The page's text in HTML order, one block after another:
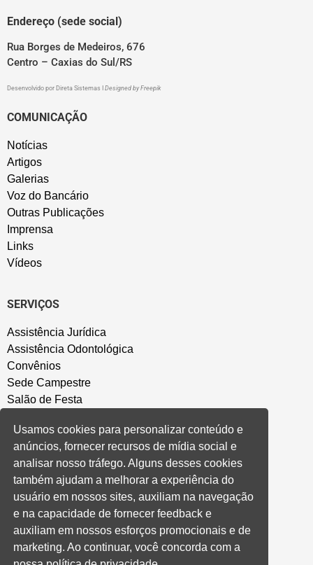
Endereço (sede social)
Rua Borges de Medeiros, 676
Centro – Caxias do Sul/RS
Desenvolvido por Direta Sistemas Designed by Freepik
COMUNICAÇÃO
Notícias
Artigos
Galerias
Voz do Bancário
Outras Publicações
Imprensa
Links
Vídeos
SERVIÇOS
Assistência Jurídica
Assistência Odontológica
Convênios
Sede Campestre
Salão de Festa
CONVENÇÃO COLETIVA E ACORDOS
Convenções Coletivas
Banco do Brasil
Caixa Econômica Federal
Banrisul
Privados
Usamos cookies para personalizar conteúdo e
anúncios, fornecer recursos de mídia social e
analisar nosso tráfego. Alguns desses cookies
também ajudam a melhorar a experiência do
usuário em nossos sites, auxiliam na navegação
e na capacidade de fornecer feedback e
auxiliam em nossos esforços promocionais e de
marketing. Ao continuar, você concorda com a